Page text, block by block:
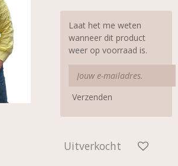
Laat het me weten
wanneer dit product
weer op voorraad is.
Verzenden
Uitverkocht